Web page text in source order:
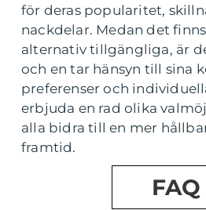
för deras popularitet,
nackdelar. Medan det
alternativ tillgängliga, är
och en tar hänsyn till sina
preferenser och
erbjuda en rad olika
alla bidra till en mer
framtid.
FAQ